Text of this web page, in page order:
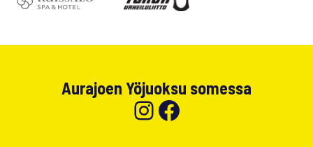
Aurajoen Yöjuoksu somessa
Instagram
Facebook